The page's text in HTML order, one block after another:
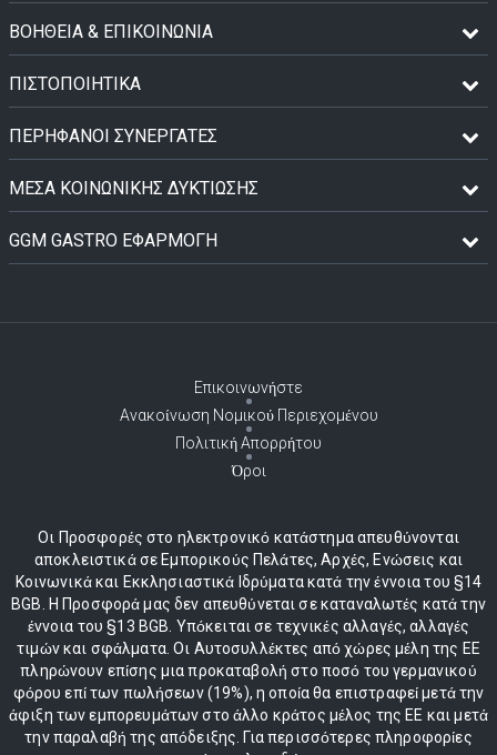
ΒΟΗΘΕΙΑ & ΕΠΙΚΟΙΝΩΝΙΑ
ΠΙΣΤΟΠΟΙΗΤΙΚΆ
ΠΕΡΉΦΑΝΟΙ ΣΥΝΕΡΓΆΤΕΣ
ΜΈΣΑ ΚΟΙΝΩΝΙΚΉΣ ΔΥΚΤΊΩΣΗΣ
GGM GASTRO ΕΦΑΡΜΟΓΉ
Επικοινωνήστε
Ανακοίνωση Νομικού Περιεχομένου
Πολιτική Απορρήτου
Όροι
Οι Προσφορές στο ηλεκτρονικό κατάστημα απευθύνονται
αποκλειστικά σε Εμπορικούς Πελάτες, Αρχές, Ενώσεις και
Κοινωνικά και Εκκλησιαστικά Ιδρύματα κατά την έννοια του §14
BGB. Η Προσφορά μας δεν απευθύνεται σε καταναλωτές κατά την
έννοια του §13 BGB. Υπόκειται σε τεχνικές αλλαγές, αλλαγές
τιμών και σφάλματα. Οι Αυτοσυλλέκτες από χώρες μέλη της ΕΕ
πληρώνουν επίσης μια προκαταβολή στο ποσό του γερμανικού
φόρου επί των πωλήσεων (19%), η οποία θα επιστραφεί μετά την
άφιξη των εμπορευμάτων στο άλλο κράτος μέλος της ΕΕ και μετά
την παραλαβή της απόδειξης. Για περισσότερες πληροφορίες